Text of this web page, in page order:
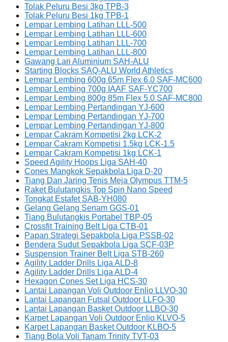
Tolak Peluru Besi 3kg TPB-3
Tolak Peluru Besi 1kg TPB-1
Lempar Lembing Latihan LLL-500
Lempar Lembing Latihan LLL-600
Lempar Lembing Latihan LLL-700
Lempar Lembing Latihan LLL-800
Gawang Lari Aluminium SAH-ALU
Starting Blocks SAQ-ALU World Athletics
Lempar Lembing 600g 65m Flex 6.0 SAF-MC600
Lempar Lembing 700g IAAF SAF-YC700
Lempar Lembing 800g 85m Flex 5.0 SAF-MC800
Lempar Lembing Pertandingan YJ-600
Lempar Lembing Pertandingan YJ-700
Lempar Lembing Pertandingan YJ-800
Lempar Cakram Kompetisi 2kg LCK-2
Lempar Cakram Kompetisi 1.5kg LCK-1.5
Lempar Cakram Kompetisi 1kg LCK-1
Speed Agility Hoops Liga SAH-40
Cones Mangkok Sepakbola Liga D-20
Tiang Dan Jaring Tenis Meja Olympus TTM-5
Raket Bulutangkis Top Spin Nano Speed
Tongkat Estafet SAB-YH080
Gelang Gelang Senam GGS-01
Tiang Bulutangkis Portabel TBP-05
Crossfit Training Belt Liga CTB-01
Papan Strategi Sepakbola Liga PSSB-02
Bendera Sudut Sepakbola Liga SCF-03P
Suspension Trainer Belt Liga STB-260
Agility Ladder Drills Liga ALD-8
Agility Ladder Drills Liga ALD-4
Hexagon Cones Set Liga HCS-30
Lantai Lapangan Voli Outdoor Enlio LLVO-30
Lantai Lapangan Futsal Outdoor LLFO-30
Lantai Lapangan Basket Outdoor LLBO-30
Karpet Lapangan Voli Outdoor Enlio KLVO-5
Karpet Lapangan Basket Outdoor KLBO-5
Tiang Bola Voli Tanam Trinity TVT-03